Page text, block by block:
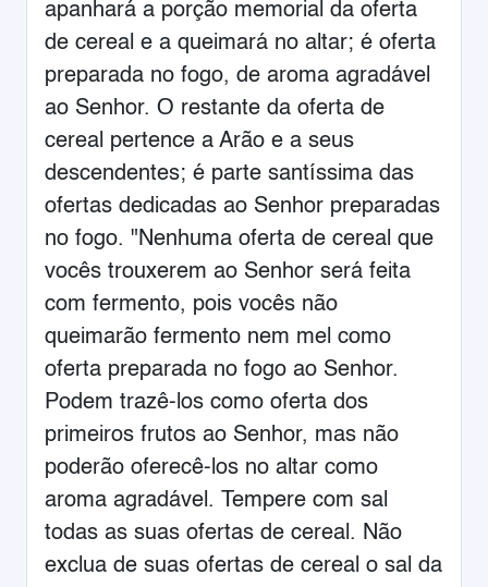
apanhará a porção memorial da oferta
de cereal e a queimará no altar; é oferta
preparada no fogo, de aroma agradável
ao Senhor. O restante da oferta de
cereal pertence a Arão e a seus
descendentes; é parte santíssima das
ofertas dedicadas ao Senhor preparadas
no fogo. "Nenhuma oferta de cereal que
vocês trouxerem ao Senhor será feita
com fermento, pois vocês não
queimarão fermento nem mel como
oferta preparada no fogo ao Senhor.
Podem trazê-los como oferta dos
primeiros frutos ao Senhor, mas não
poderão oferecê-los no altar como
aroma agradável. Tempere com sal
todas as suas ofertas de cereal. Não
exclua de suas ofertas de cereal o sal da